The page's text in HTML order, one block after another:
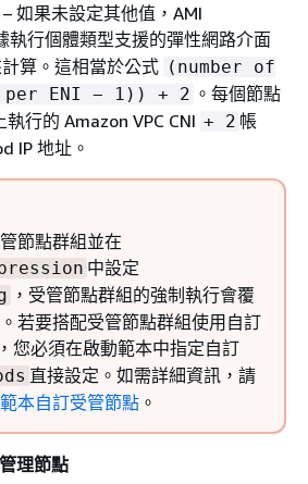
– 如果未設定其他值，AMI
執行個體類型支援的彈性網路介面
算。這相當於公式 (number of
per ENI − 1)) + 2 。每個節點
執行的 Amazon VPC CNI + 2 帳
IP 地址。
節點群組並在
中設定
，受管節點群組的強制執行會覆
若要搭配受管節點群組使用自訂
您必須在啟動範本中指定自訂
直接設定。如需詳細資訊，請
本自訂受管節點 。
理節點